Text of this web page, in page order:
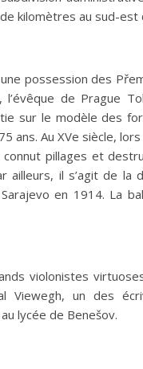
kilomètres au sud-est
possession des
de Prague
sur le modèle des
ans. Au XVe siècle,
pillages et
ailleurs, il s’agit de la
en 1914. La
violonistes
Viewegh, un des
lycée de Benešov.